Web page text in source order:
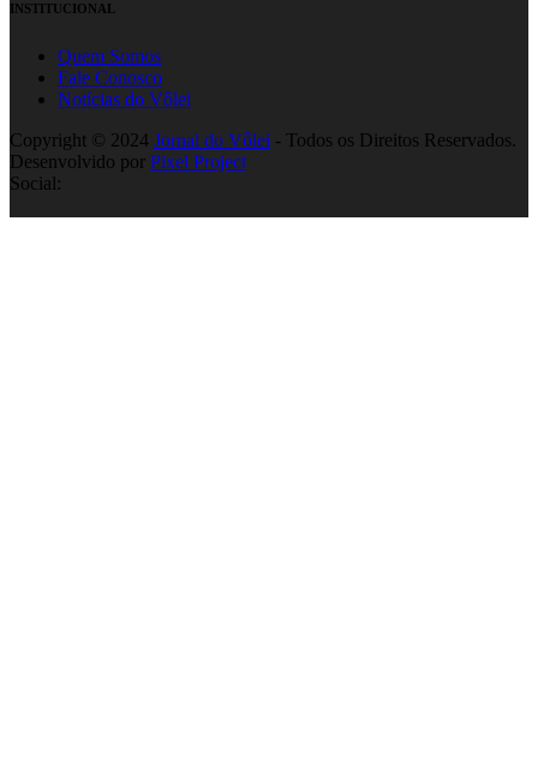
INSTITUCIONAL
Quem Somos
Fale Conosco
Notícias do Vôlei
Copyright © 2024 Jornal do Vôlei - Todos os Direitos Reservados.
Desenvolvido por Pixel Project
Social: